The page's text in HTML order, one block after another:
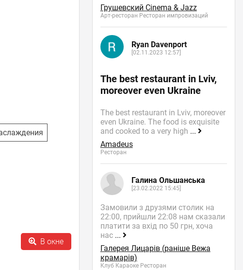
В окне
Грушевский Cinema & Jazz
Арт-ресторан Ресторан импровизаций
Ryan Davenport
[02.11.2023 12:57]
The best restaurant in Lviv,
moreover even Ukraine
The best restaurant in Lviv, moreover
even Ukraine. The food is exquisite
and cooked to a very high ...
Amadeus
Ресторан
Галина Ольшанська
[23.02.2022 15:45]
Замовили з друзями столик на
22:00, прийшли 22:08 нам сказали
платити за вхід по 50 грн, хоча
нас ...
Галерея Лицарів (раніше Вежа
крамарів)
Клуб Караоке Ресторан